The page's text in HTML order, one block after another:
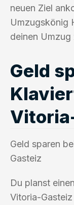
neuen Ziel
Umzugskönig
deinen Umzug
Geld
Geld sparen
Gasteiz
Du planst
Vitoria-